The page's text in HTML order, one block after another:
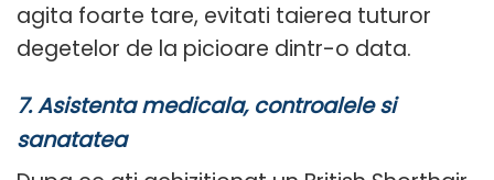
agita foarte tare, evitati taierea tuturor
degetelor de la picioare dintr-o data.
7.Asistenta medicala, controalele si
sanatatea